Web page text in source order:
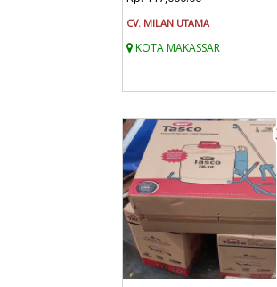
CV. MILAN UTAMA
KOTA MAKASSAR